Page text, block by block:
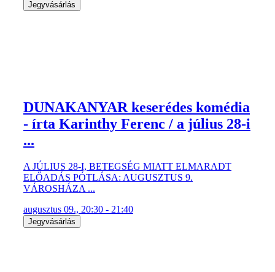
Jegyvásárlás
DUNAKANYAR keserédes komédia
- írta Karinthy Ferenc / a július 28-i
...
A JÚLIUS 28-I, BETEGSÉG MIATT ELMARADT
ELŐADÁS PÓTLÁSA: AUGUSZTUS 9.
VÁROSHÁZA ...
augusztus 09., 20:30 - 21:40
Jegyvásárlás